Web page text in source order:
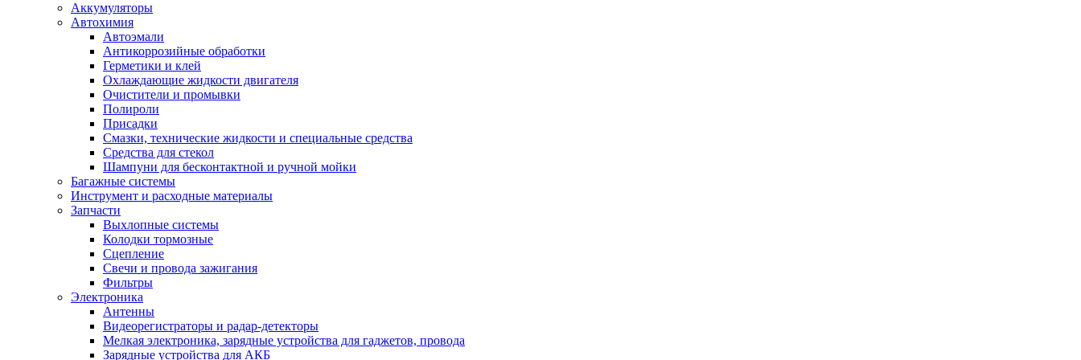
Аккумуляторы
Автохимия
Автоэмали
Антикоррозийные обработки
Герметики и клей
Охлаждающие жидкости двигателя
Очистители и промывки
Полироли
Присадки
Смазки, технические жидкости и специальные средства
Средства для стекол
Шампуни для бесконтактной и ручной мойки
Багажные системы
Инструмент и расходные материалы
Запчасти
Выхлопные системы
Колодки тормозные
Сцепление
Свечи и провода зажигания
Фильтры
Электроника
Антенны
Видеорегистраторы и радар-детекторы
Мелкая электроника, зарядные устройства для гаджетов, провода
Зарядные устройства для АКБ